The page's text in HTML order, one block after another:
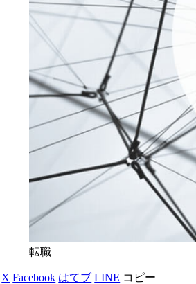
転職
X Facebook はてブ LINE コピー